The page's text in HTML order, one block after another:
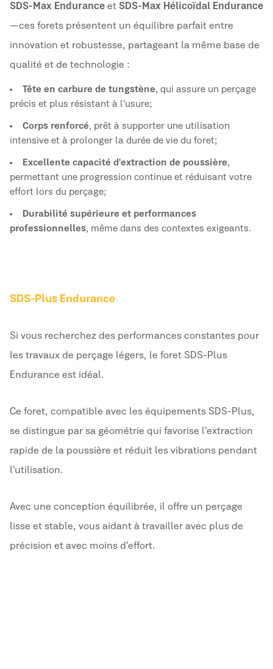
SDS-Max Endurance et SDS-Max Hélicoïdal Endurance
— ces forets présentent un équilibre parfait entre
innovation et robustesse, partageant la même base de
qualité et de technologie :
Tête en carbure de tungstène, qui assure un perçage
précis et plus résistant à l'usure ;
Corps renforcé, prêt à supporter une utilisation
intensive et à prolonger la durée de vie du foret ;
Excellente capacité d'extraction de poussière,
permettant une progression continue et réduisant votre
effort lors du perçage ;
Durabilité supérieure et performances
professionnelles, même dans des contextes exigeants.
SDS-Plus Endurance
Si vous recherchez des performances constantes pour
les travaux de perçage légers, le foret SDS-Plus
Endurance est idéal.
Ce foret, compatible avec les équipements SDS-Plus,
se distingue par sa géométrie qui favorise l'extraction
rapide de la poussière et réduit les vibrations pendant
l'utilisation.
Avec une conception équilibrée, il offre un perçage
lisse et stable, vous aidant à travailler avec plus de
précision et avec moins d'effort.